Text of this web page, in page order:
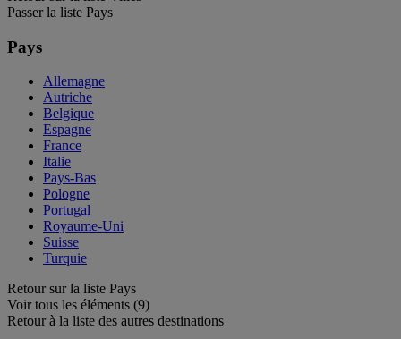
Passer la liste Pays
Pays
Allemagne
Autriche
Belgique
Espagne
France
Italie
Pays-Bas
Pologne
Portugal
Royaume-Uni
Suisse
Turquie
Retour sur la liste Pays
Voir tous les éléments (9)
Retour à la liste des autres destinations